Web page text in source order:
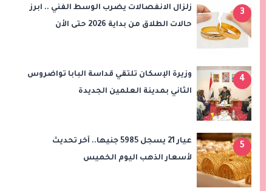
3
زلزال الانفصالات يضرب الوسط الفني .. ابرز
حالات الطلاق من بداية 2026 حتى الأن
4
وزيرة الإسكان تلتقي قداسة البابا تواضروس
الثاني بمدينة العلمين الجديدة
5
عيار 21 يسجل 5985 جنيها.. آخر تحديث
لأسعار الذهب اليوم الخميس